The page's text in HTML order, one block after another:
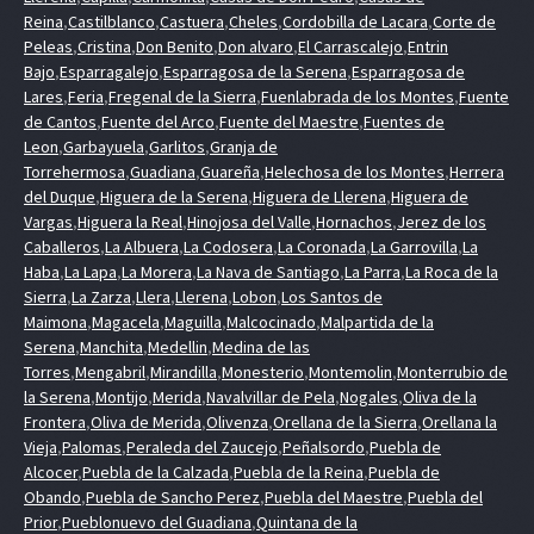
Reina,Castilblanco,Castuera,Cheles,Cordobilla de Lacara,Corte de
Peleas,Cristina,Don Benito,Don alvaro,El Carrascalejo,Entrin
Bajo,Esparragalejo,Esparragosa de la Serena,Esparragosa de
Lares,Feria,Fregenal de la Sierra,Fuenlabrada de los Montes,Fuente
de Cantos,Fuente del Arco,Fuente del Maestre,Fuentes de
Leon,Garbayuela,Garlitos,Granja de
Torrehermosa,Guadiana,Guareña,Helechosa de los Montes,Herrera
del Duque,Higuera de la Serena,Higuera de Llerena,Higuera de
Vargas,Higuera la Real,Hinojosa del Valle,Hornachos,Jerez de los
Caballeros,La Albuera,La Codosera,La Coronada,La Garrovilla,La
Haba,La Lapa,La Morera,La Nava de Santiago,La Parra,La Roca de la
Sierra,La Zarza,Llera,Llerena,Lobon,Los Santos de
Maimona,Magacela,Maguilla,Malcocinado,Malpartida de la
Serena,Manchita,Medellin,Medina de las
Torres,Mengabril,Mirandilla,Monesterio,Montemolin,Monterrubio de
la Serena,Montijo,Merida,Navalvillar de Pela,Nogales,Oliva de la
Frontera,Oliva de Merida,Olivenza,Orellana de la Sierra,Orellana la
Vieja,Palomas,Peraleda del Zaucejo,Peñalsordo,Puebla de
Alcocer,Puebla de la Calzada,Puebla de la Reina,Puebla de
Obando,Puebla de Sancho Perez,Puebla del Maestre,Puebla del
Prior,Pueblonuevo del Guadiana,Quintana de la